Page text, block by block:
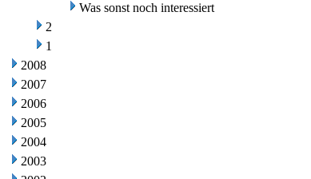
Was sonst noch interessiert
2
1
2008
2007
2006
2005
2004
2003